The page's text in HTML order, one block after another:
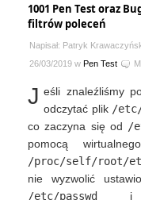
1001 Pen Test oraz
filtrów poleceń
Napisał: Patryk
26/03/2019 w Pen Test
J eśli znaleźliśmy
odczytać plik /etc/
co zaczyna się od /
pomocą
/proc/self/root/
nie wyzwolić
/etc/passwd
i